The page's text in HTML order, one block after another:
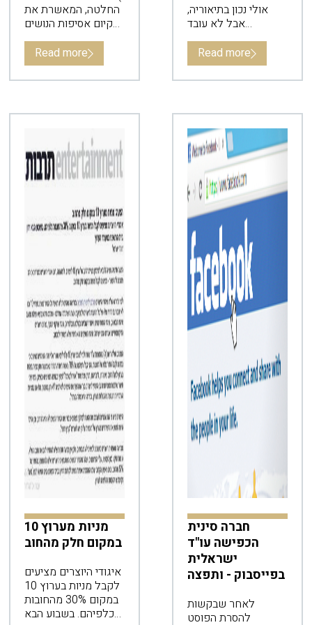
החלטה, המאשרת את
קיום אסיפות הנושים
של אי.די.בי, הגם
שהושאר “פתח מילוט”
לדנקנר.
Read more
אולי נכון בתיאוריה,
אבל לא עובד
כשמדובר בחברה
קיבוצית.
Read more
מניות מערוץ 10
במקום חלק מהחוב
איגודי היוצרים מציעים
לקבל מניות בערוץ 10
במקום 30% מהחובות
כלפיהם. בשבוע הבא
חברה סינית
הכפישה עו"ד
ישראלית
בפייסבוק - ותפצה
לאחר שבקשות
להסרת הפוסט